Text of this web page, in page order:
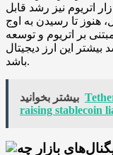
اتریوم نیز رشد قابل
هنوز تا رسیدن به اوج
بر اتریوم و توسعه
این ارز دیجیتال
باشد.
بیشتر بخوانید
raising stablecoin